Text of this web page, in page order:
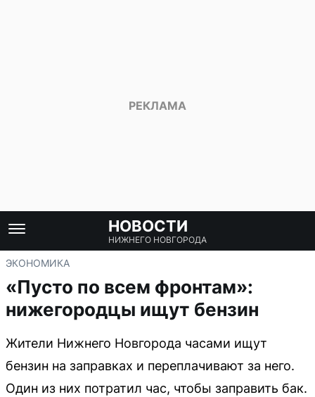
НОВОСТИ
НИЖНЕГО НОВГОРОДА
ЭКОНОМИКА
«Пусто по всем фронтам»:
нижегородцы ищут бензин
Жители Нижнего Новгорода часами ищут
бензин на заправках и переплачивают за него.
Один из них потратил час, чтобы заправить бак.